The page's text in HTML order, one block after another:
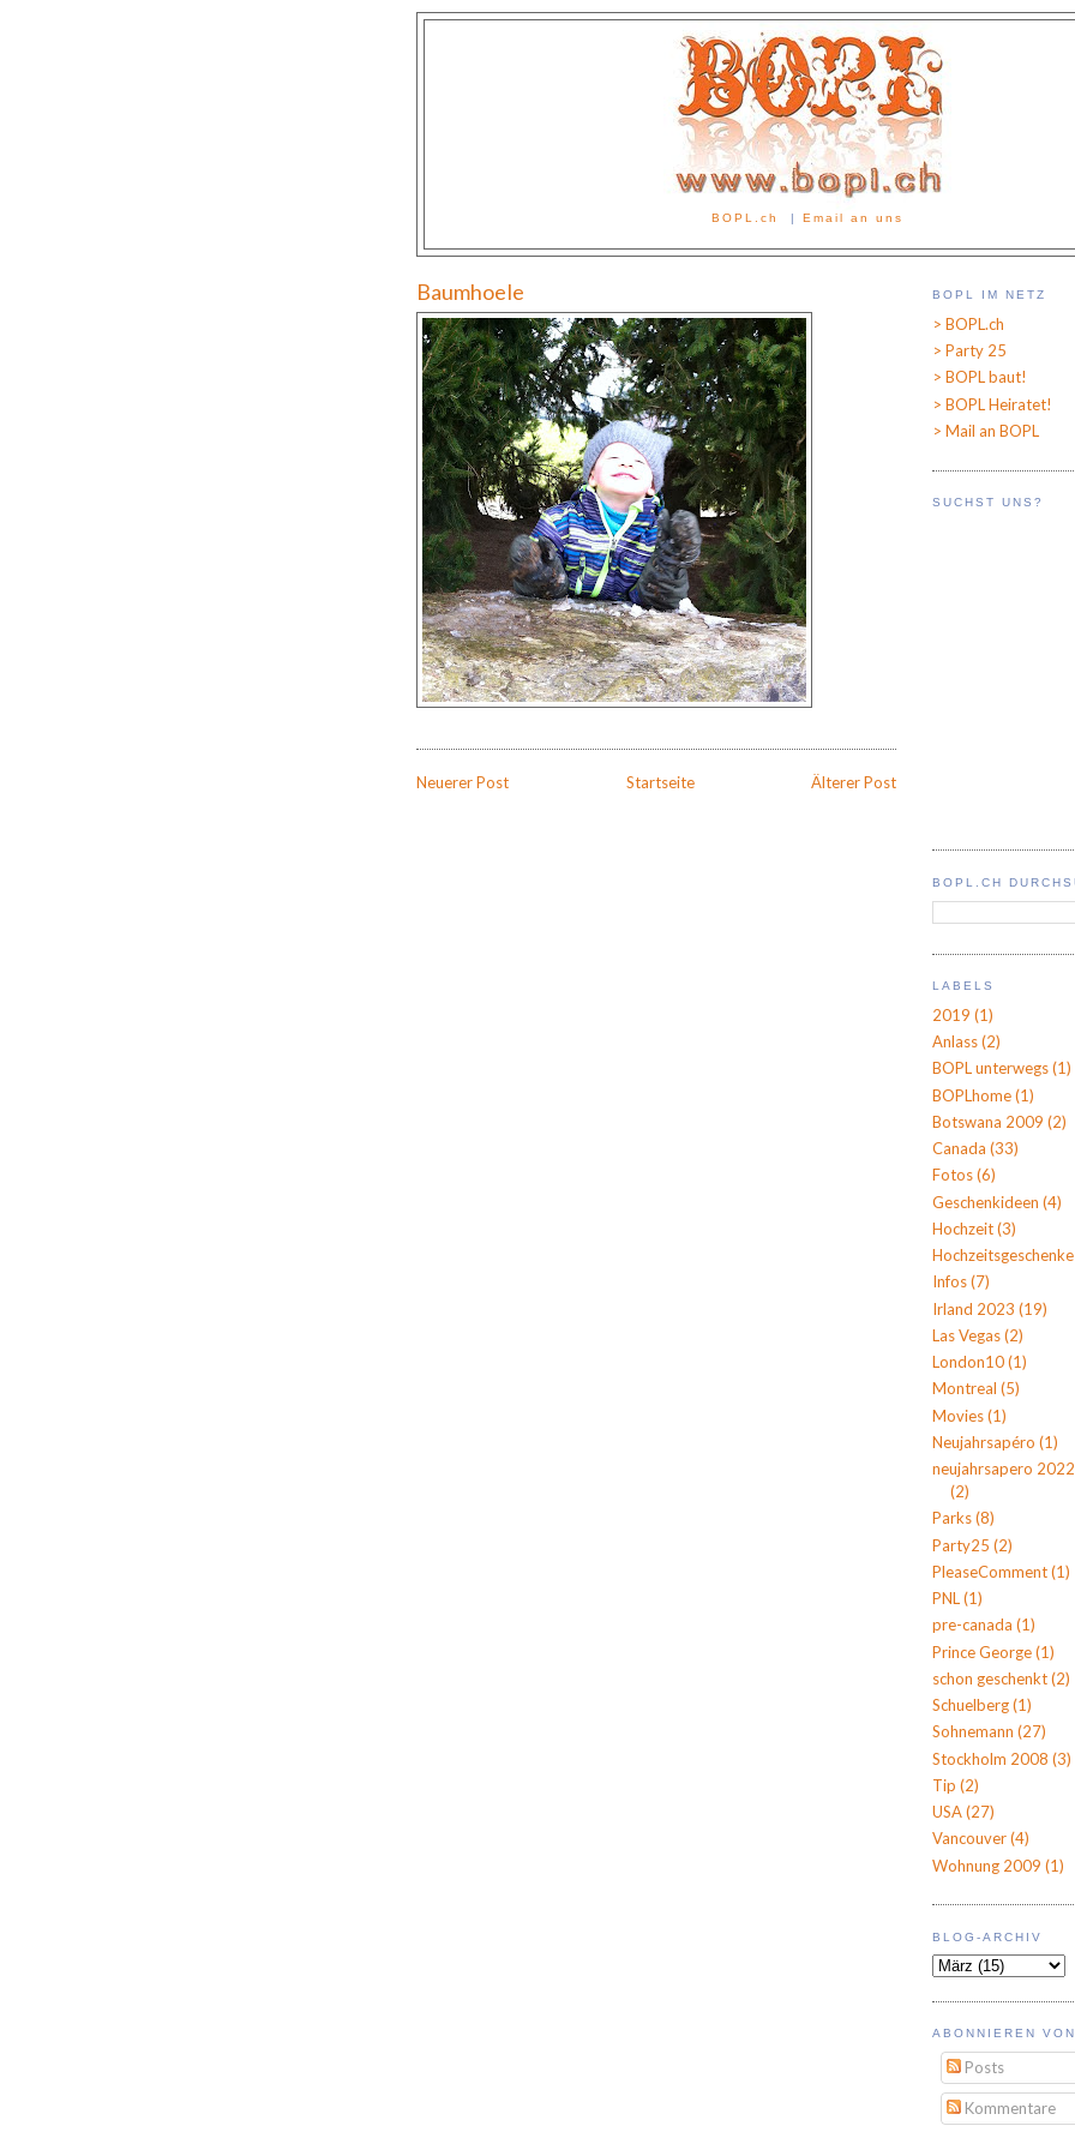
BOPL.ch | Email an uns
Baumhoele
Neuerer Post Älterer Post
Startseite
BOPL IM NETZ
> BOPL.ch
> Party 25
> BOPL baut!
> BOPL Heiratet!
> Mail an BOPL
SUCHST UNS?
BOPL.CH
LABELS
2019 (1)
Anlass(2)
BOPL unterwegs(1)
BOPLhome(1)
Botswana 2009 (2)
Canada (33)
Fotos(6)
Geschenkideen (4)
Hochzeit(3)
Hochzeitsgeschenke
Infos(7)
Irland 2023 (19)
Las Vegas(2)
London10(1)
Montreal (5)
Movies(1)
Neujahrsapéro (1)
neujahrsapero
(2)
Parks(8)
Party25 (2)
PleaseComment(1)
PNL(1)
pre-canada (1)
Prince George(1)
schon geschenkt(2)
Schuelberg(1)
Sohnemann (27)
Stockholm 2008 (3)
Tip (2)
USA(27)
Vancouver(4)
Wohnung 2009 (1)
BLOG-ARCHIV
ABONNIEREN
Posts
Kommentare